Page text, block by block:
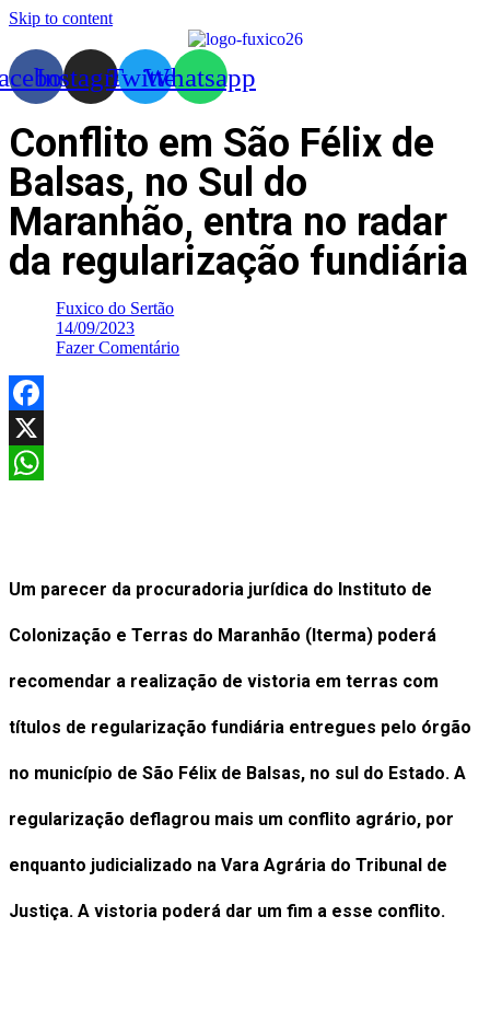
Skip to content
InstagramTwitterWhatsapp
Conflito em São Félix de
Balsas, no Sul do
Maranhão, entra no radar
da regularização fundiária
Fuxico do Sertão
14/09/2023
Fazer Comentário
Facebook
X
Um parecer da procuradoria jurídica do Instituto de
Colonização e Terras do Maranhão (Iterma) poderá
recomendar a realização de vistoria em terras com
títulos de regularização fundiária entregues pelo órgão
no município de São Félix de Balsas, no sul do Estado. A
regularização deflagrou mais um conflito agrário, por
enquanto judicializado na Vara Agrária do Tribunal de
Justiça. A vistoria poderá dar um fim a esse conflito.